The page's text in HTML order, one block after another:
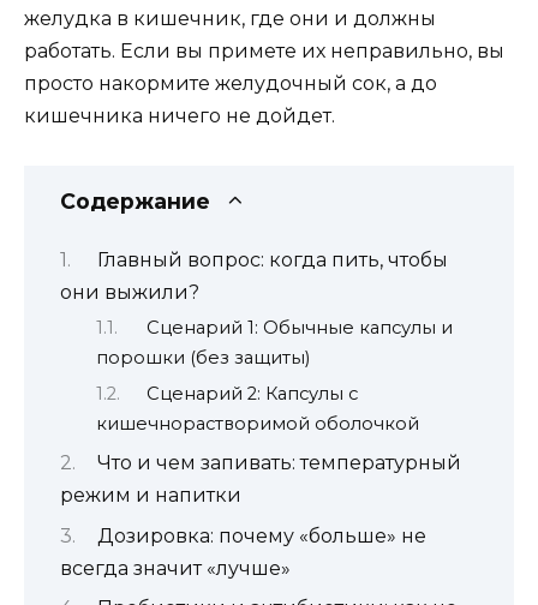
желудка в кишечник, где они и должны
работать. Если вы примете их неправильно, вы
просто накормите желудочный сок, а до
кишечника ничего не дойдет.
Содержание
Главный вопрос: когда пить, чтобы
они выжили?
Сценарий 1: Обычные капсулы и
порошки (без защиты)
Сценарий 2: Капсулы с
кишечнорастворимой оболочкой
Что и чем запивать: температурный
режим и напитки
Дозировка: почему «больше» не
всегда значит «лучше»